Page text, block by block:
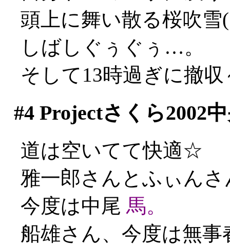
頭上に舞い散る桜吹
しばしぐぅぐぅ…。
そして13時過ぎに撤収
#4Projectさくら2002
道は空いてて快適☆
雅一郎さんとふぃん
今度は中尾 馬。
船雄さん、今度は無